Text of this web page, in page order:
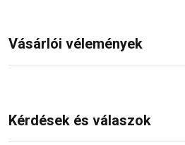
Vásárlói vélemények
Kérdések és válaszok